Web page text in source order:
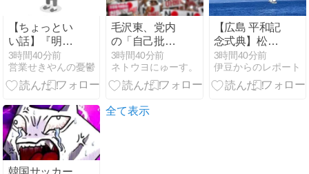
ャピタル」と
は一体なに
か』、
B『「未来は
理想郷か、は
か」…AI覇権
をめぐる米国
政府とテック
【ちょっとい
い話】『明日
は 御座無（ご
ざな） く 候
（そうろう）
3時間40分前
営業せきやんの憂鬱
毛沢東、党内
の「自己批
判」を密告合
戦に変えて幹
部を黙らせる
3時間40分前
ネトウヨにゅーす。
【広島 平和記
念式典】松井
市長「平和宣
言」から子ど
も代表「平和
3時間40分前
伊豆からのレポート
韓国サッカー
全て表示